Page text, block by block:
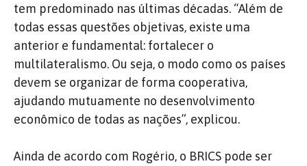
tem predominado nas últimas décadas. “Além de
todas essas questões objetivas, existe uma
anterior e fundamental: fortalecer o
multilateralismo. Ou seja, o modo como os países
devem se organizar de forma cooperativa,
ajudando mutuamente no desenvolvimento
econômico de todas as nações”, explicou.
Ainda de acordo com Rogério, o BRICS pode ser